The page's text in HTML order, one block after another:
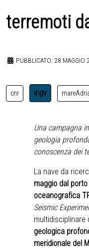
terremoti
PUBBLICATO: 28 MAGGIO
cnr ingv
Una campagna
geologia
conoscenza dei
La nave da
maggio dal
oceanografica
Seismic
multidisciplinare
geologica
meridionale del